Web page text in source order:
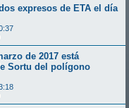
expresos de ETA el día
de 2017 está
Sortu del polígono